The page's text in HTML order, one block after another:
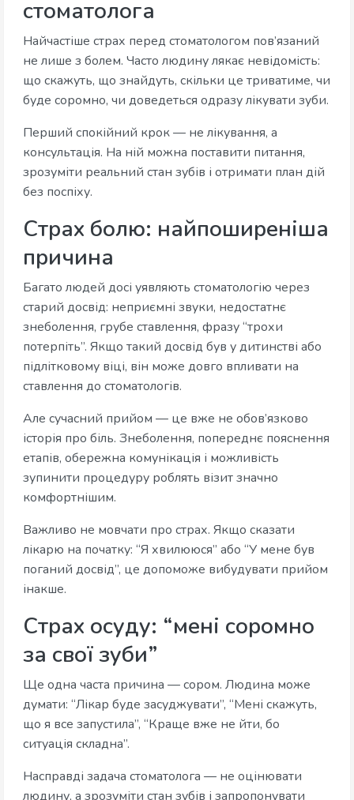
стоматолога
Найчастіше страх перед стоматологом пов’язаний
не лише з болем. Часто людину лякає невідомість:
що скажуть, що знайдуть, скільки це триватиме, чи
буде соромно, чи доведеться одразу лікувати зуби.
Перший спокійний крок — не лікування, а
консультація. На ній можна поставити питання,
зрозуміти реальний стан зубів і отримати план дій
без поспіху.
Страх болю: найпоширеніша
причина
Багато людей досі уявляють стоматологію через
старий досвід: неприємні звуки, недостатнє
знеболення, грубе ставлення, фразу “трохи
потерпіть”. Якщо такий досвід був у дитинстві або
підлітковому віці, він може довго впливати на
ставлення до стоматологів.
Але сучасний прийом — це вже не обов’язково
історія про біль. Знеболення, попереднє пояснення
етапів, обережна комунікація і можливість
зупинити процедуру роблять візит значно
комфортнішим.
Важливо не мовчати про страх. Якщо сказати
лікарю на початку: “Я хвилююся” або “У мене був
поганий досвід”, це допоможе вибудувати прийом
інакше.
Страх осуду: “мені соромно
за свої зуби”
Ще одна часта причина — сором. Людина може
думати: “Лікар буде засуджувати”, “Мені скажуть,
що я все запустила”, “Краще вже не йти, бо
ситуація складна”.
Насправді задача стоматолога — не оцінювати
людину, а зрозуміти стан зубів і запропонувати